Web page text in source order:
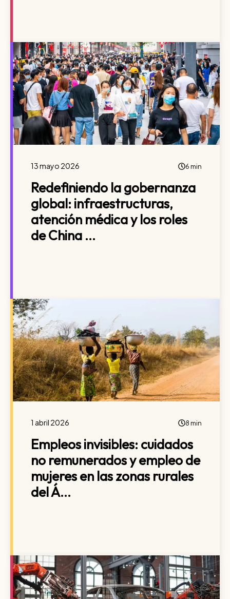
13 mayo 2026 6 min
Redefiniendo la gobernanza
global: infraestructuras,
atención médica y los roles
de China ...
1 abril 2026 8 min
Empleos invisibles: cuidados
no remunerados y empleo de
mujeres en las zonas rurales
del Á...